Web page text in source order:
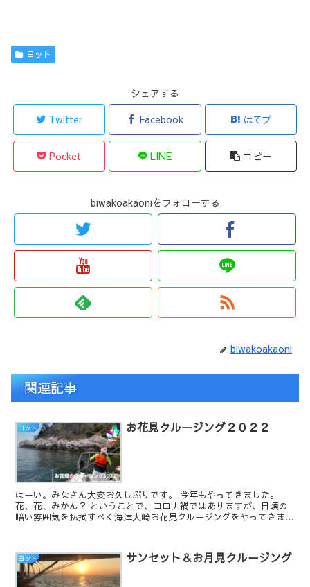
ヨット
シェアする
Twitter
Facebook はてブ
Pocket LINE コピー
biwakoakaoniをフォローする
biwakoakaoni
関連記事
ヨット お花見クルージング２０２２
はーい。みなさん大変お久しぶりです。 今年もやってきました。
花、花、みかん？ ということで、コロナ禍ではありますが、日頃の
暗い雰囲気を払拭すべく海津大崎お花見クルージングをやってきまし
ヨット サンセット＆お月見クルージング